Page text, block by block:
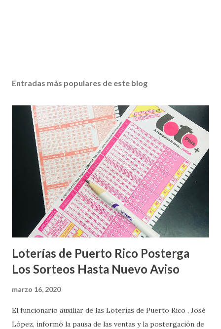
Entradas más populares de este blog
Loterías de Puerto Rico Posterga
Los Sorteos Hasta Nuevo Aviso
marzo 16, 2020
El funcionario auxiliar de las Loterías de Puerto Rico , José
López, informó la pausa de las ventas y la postergación de